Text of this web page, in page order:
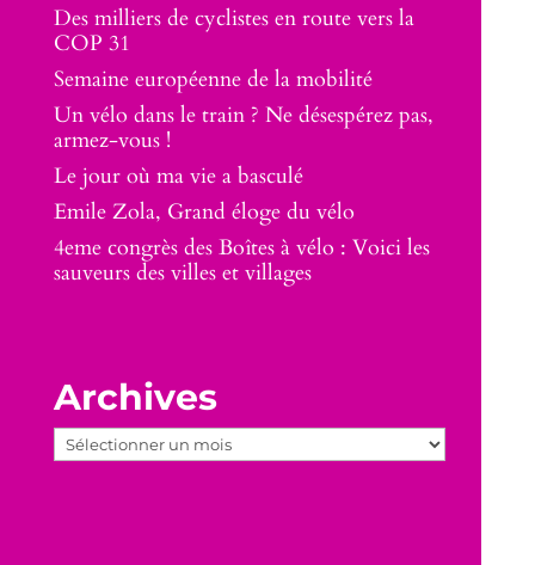
Des milliers de cyclistes en route vers la
COP 31
Semaine européenne de la mobilité
Un vélo dans le train ? Ne désespérez pas,
armez-vous !
Le jour où ma vie a basculé
Emile Zola, Grand éloge du vélo
4eme congrès des Boîtes à vélo : Voici les
sauveurs des villes et villages
Archives
Archives